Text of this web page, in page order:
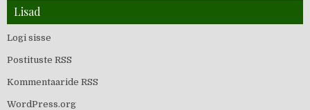
Lisad
Logi sisse
Postituste RSS
Kommentaaride RSS
WordPress.org